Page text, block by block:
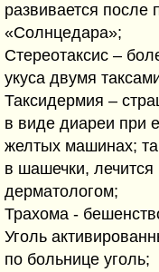
развивается после
«Солнцедара»;
Стереотаксис –
укуса двумя
Таксидермия –
в виде диареи при
желтых машинах;
в шашечки, лечится
дерматологом;
Трахома -
Уголь
по больнице уголь;